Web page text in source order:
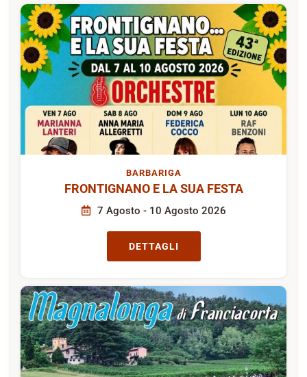
BARBARIGA
FRONTIGNANO E LA SUA FESTA
7 Agosto - 10 Agosto 2026
DETTAGLI